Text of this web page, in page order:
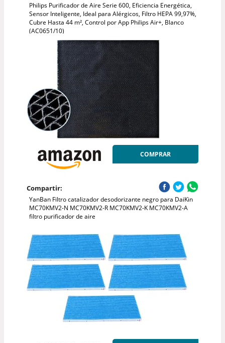
Philips Purificador de Aire Serie 600, Eficiencia Energética,
Sensor Inteligente, Ideal para Alérgicos, Filtro HEPA 99,97%,
Cubre Hasta 44 m², Control por App Philips Air+, Blanco
(AC0651/10)
COMPRAR
Compartir:
YanBan Filtro catalizador desodorizante negro para DaiKin
MC70KMV2-N MC70KMV2-R MC70KMV2-K MC70KMV2-A
filtro purificador de aire